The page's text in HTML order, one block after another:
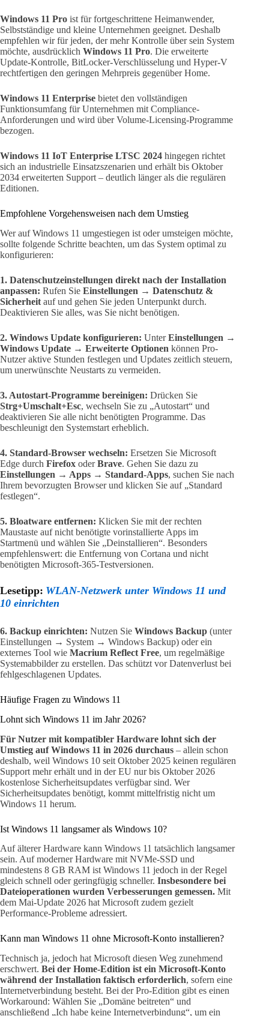
Windows 11 Pro ist für fortgeschrittene Heimanwender,
Selbstständige und kleine Unternehmen geeignet. Deshalb
empfehlen wir für jeden, der mehr Kontrolle über sein System
möchte, ausdrücklich Windows 11 Pro. Die erweiterte
Update-Kontrolle, BitLocker-Verschlüsselung und Hyper-V
rechtfertigen den geringen Mehrpreis gegenüber Home.
Windows 11 Enterprise bietet den vollständigen
Funktionsumfang für Unternehmen mit Compliance-
Anforderungen und wird über Volume-Licensing-Programme
bezogen.
Windows 11 IoT Enterprise LTSC 2024 hingegen richtet
sich an industrielle Einsatzszenarien und erhält bis Oktober
2034 erweiterten Support – deutlich länger als die regulären
Editionen.
Empfohlene Vorgehensweisen nach dem Umstieg
Wer auf Windows 11 umgestiegen ist oder umsteigen möchte,
sollte folgende Schritte beachten, um das System optimal zu
konfigurieren:
1. Datenschutzeinstellungen direkt nach der Installation
anpassen: Rufen Sie Einstellungen → Datenschutz &
Sicherheit auf und gehen Sie jeden Unterpunkt durch.
Deaktivieren Sie alles, was Sie nicht benötigen.
2. Windows Update konfigurieren: UnterEinstellungen →
Windows Update → Erweiterte Optionen können Pro-
Nutzer aktive Stunden festlegen und Updates zeitlich steuern,
um unerwünschte Neustarts zu vermeiden.
3. Autostart-Programme bereinigen: Drücken Sie
Strg+Umschalt+Esc, wechseln Sie zu „Autostart“ und
deaktivieren Sie alle nicht benötigten Programme. Das
beschleunigt den Systemstart erheblich.
4. Standard-Browser wechseln: Ersetzen Sie Microsoft
Edge durch Firefox oderBrave. Gehen Sie dazu zu
Einstellungen → Apps → Standard-Apps, suchen Sie nach
Ihrem bevorzugten Browser und klicken Sie auf „Standard
festlegen“.
5. Bloatware entfernen: Klicken Sie mit der rechten
Maustaste auf nicht benötigte vorinstallierte Apps im
Startmenü und wählen Sie „Deinstallieren“. Besonders
empfehlenswert: die Entfernung von Cortana und nicht
benötigten Microsoft-365-Testversionen.
Lesetipp: WLAN-Netzwerk unter Windows 11 und
10 einrichten
6. Backup einrichten: Nutzen Sie Windows Backup (unter
Einstellungen → System → Windows Backup) oder ein
externes Tool wie Macrium Reflect Free, um regelmäßige
Systemabbilder zu erstellen. Das schützt vor Datenverlust bei
fehlgeschlagenen Updates.
Häufige Fragen zu Windows 11
Lohnt sich Windows 11 im Jahr 2026?
Für Nutzer mit kompatibler Hardware lohnt sich der
Umstieg auf Windows 11 in 2026 durchaus – allein schon
deshalb, weil Windows 10 seit Oktober 2025 keinen regulären
Support mehr erhält und in der EU nur bis Oktober 2026
kostenlose Sicherheitsupdates verfügbar sind. Wer
Sicherheitsupdates benötigt, kommt mittelfristig nicht um
Windows 11 herum.
Ist Windows 11 langsamer als Windows 10?
Auf älterer Hardware kann Windows 11 tatsächlich langsamer
sein. Auf moderner Hardware mit NVMe-SSD und
mindestens 8 GB RAM ist Windows 11 jedoch in der Regel
gleich schnell oder geringfügig schneller. Insbesondere bei
Dateioperationen wurden Verbesserungen gemessen. Mit
dem Mai-Update 2026 hat Microsoft zudem gezielt
Performance-Probleme adressiert.
Kann man Windows 11 ohne Microsoft-Konto installieren?
Technisch ja, jedoch hat Microsoft diesen Weg zunehmend
erschwert. Bei der Home-Edition ist ein Microsoft-Konto
während der Installation faktisch erforderlich, sofern eine
Internetverbindung besteht. Bei der Pro-Edition gibt es einen
Workaround: Wählen Sie „Domäne beitreten“ und
anschließend „Ich habe keine Internetverbindung“, um ein